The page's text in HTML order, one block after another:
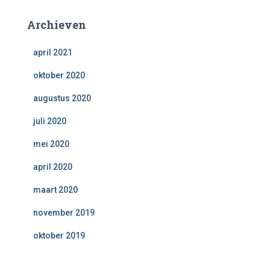
Archieven
april 2021
oktober 2020
augustus 2020
juli 2020
mei 2020
april 2020
maart 2020
november 2019
oktober 2019